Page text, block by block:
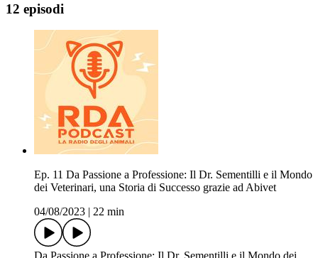
12 episodi
Ep. 11 Da Passione a Professione: Il Dr. Sementilli e il Mondo
dei Veterinari, una Storia di Successo grazie ad Abivet
04/08/2023
22 min